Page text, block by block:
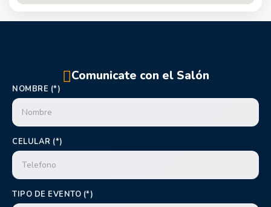
Comunicate con el Salón
NOMBRE (*)
CELULAR (*)
TIPO DE EVENTO (*)